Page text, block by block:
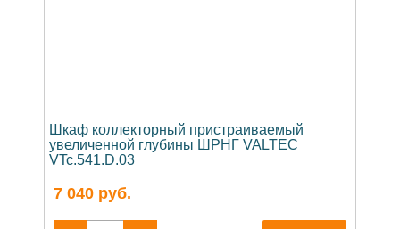
Шкаф коллекторный пристраиваемый
увеличенной глубины ШРНГ VALTEC
VTc.541.D.03
7 040 руб.